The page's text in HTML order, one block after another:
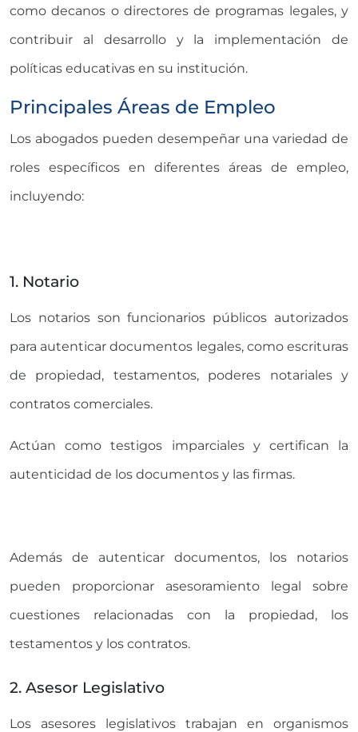
como decanos o directores de programas legales, y
contribuir al desarrollo y la implementación de
políticas educativas en su institución.
Principales Áreas de Empleo
Los abogados pueden desempeñar una variedad de
roles específicos en diferentes áreas de empleo,
incluyendo:
1. Notario
Los notarios son funcionarios públicos autorizados
para autenticar documentos legales, como escrituras
de propiedad, testamentos, poderes notariales y
contratos comerciales.
Actúan como testigos imparciales y certifican la
autenticidad de los documentos y las firmas.
Además de autenticar documentos, los notarios
pueden proporcionar asesoramiento legal sobre
cuestiones relacionadas con la propiedad, los
testamentos y los contratos.
2. Asesor Legislativo
Los asesores legislativos trabajan en organismos